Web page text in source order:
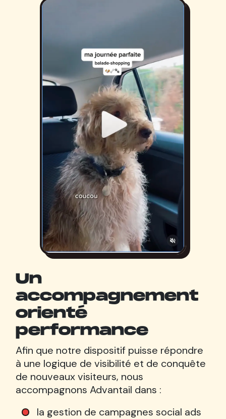
Un
accompagnement
orienté
performance
Afin que notre dispositif puisse répondre
à une logique de visibilité et de conquête
de nouveaux visiteurs, nous
accompagnons Advantail dans :
la gestion de campagnes social ads